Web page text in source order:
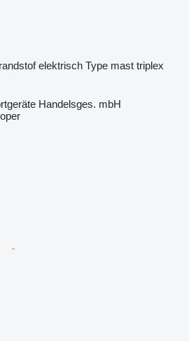
elektrisch Type mast triplex
Handelsges. mbH